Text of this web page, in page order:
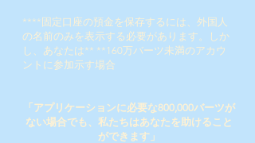
****固定口座の預金を保存するには、外国人
の名前のみを表示する必要があります。しか
し、あなたは** **160万バーツ未満のアカウ
ントに参加示す場合
「アプリケーションに必要な800,000バーツが
ない場合でも、私たちはあなたを助けること
ができます 」